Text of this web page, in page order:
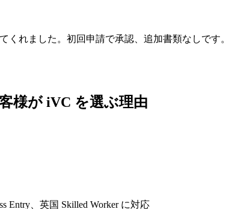
くれました。初回申請で承認、追加書類なしです。
様が iVC を選ぶ理由
Entry、英国 Skilled Worker に対応